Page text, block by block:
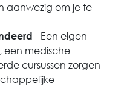
aanwezig om je te
- Een eigen
een medische
cursussen zorgen